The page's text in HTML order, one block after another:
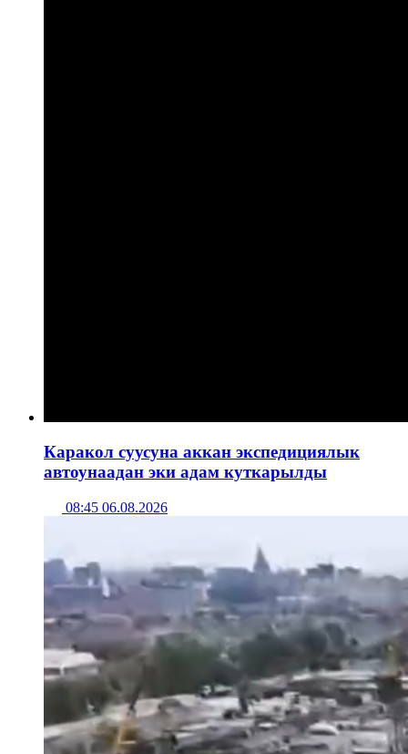
Каракол суусуна аккан экспедициялык
автоунаадан эки адам куткарылды
08:45 06.08.2026